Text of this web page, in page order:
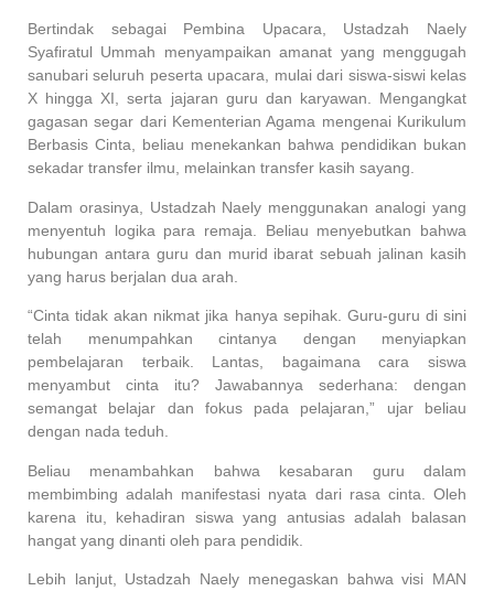
Bertindak sebagai Pembina Upacara, Ustadzah Naely
Syafiratul Ummah menyampaikan amanat yang menggugah
sanubari seluruh peserta upacara, mulai dari siswa-siswi kelas
X hingga XI, serta jajaran guru dan karyawan. Mengangkat
gagasan segar dari Kementerian Agama mengenai Kurikulum
Berbasis Cinta, beliau menekankan bahwa pendidikan bukan
sekadar transfer ilmu, melainkan transfer kasih sayang.
Dalam orasinya, Ustadzah Naely menggunakan analogi yang
menyentuh logika para remaja. Beliau menyebutkan bahwa
hubungan antara guru dan murid ibarat sebuah jalinan kasih
yang harus berjalan dua arah.
“Cinta tidak akan nikmat jika hanya sepihak. Guru-guru di sini
telah menumpahkan cintanya dengan menyiapkan
pembelajaran terbaik. Lantas, bagaimana cara siswa
menyambut cinta itu? Jawabannya sederhana: dengan
semangat belajar dan fokus pada pelajaran,” ujar beliau
dengan nada teduh.
Beliau menambahkan bahwa kesabaran guru dalam
membimbing adalah manifestasi nyata dari rasa cinta. Oleh
karena itu, kehadiran siswa yang antusias adalah balasan
hangat yang dinanti oleh para pendidik.
Lebih lanjut, Ustadzah Naely menegaskan bahwa visi MAN